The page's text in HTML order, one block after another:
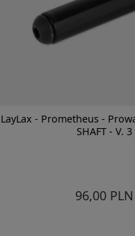
LayLax - Prometheus -
SHAFT - V. 3
96,00 PLN